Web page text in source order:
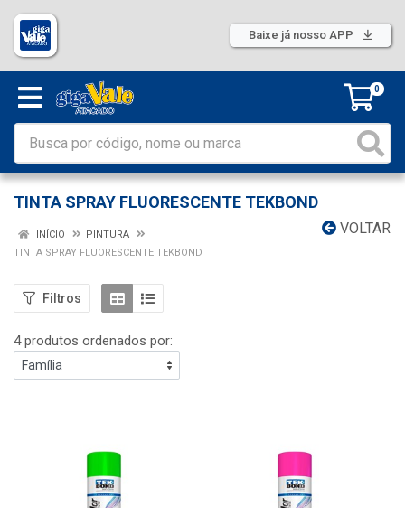
Baixe já nosso APP
0
TINTA SPRAY FLUORESCENTE TEKBOND
VOLTAR
INÍCIO
PINTURA
TINTA SPRAY FLUORESCENTE TEKBOND
Filtros
4 produtos ordenados por: